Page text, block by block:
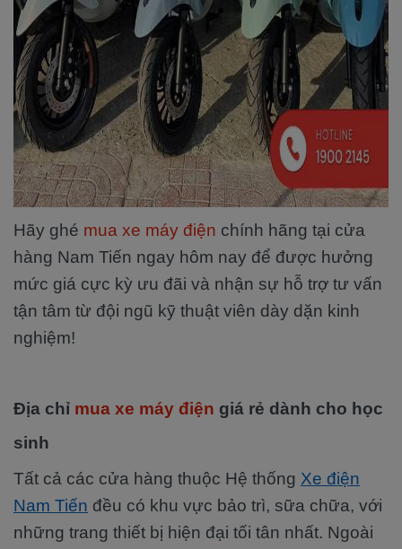
Hãy ghé mua xe máy điện chính hãng tại cửa
hàng Nam Tiến ngay hôm nay để được hưởng
mức giá cực kỳ ưu đãi và nhận sự hỗ trợ tư vấn
tận tâm từ đội ngũ kỹ thuật viên dày dặn kinh
nghiệm!
Địa chỉ mua xe máy điện giá rẻ dành cho học
sinh
Tất cả các cửa hàng thuộc Hệ thống Xe điện
Nam Tiến đều có khu vực bảo trì, sữa chữa, với
những trang thiết bị hiện đại tối tân nhất. Ngoài